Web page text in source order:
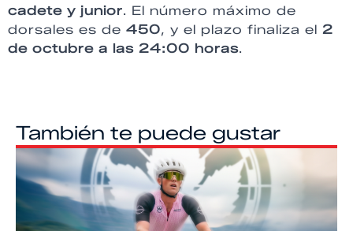
cadete y junior. El número máximo de
dorsales es de 450, y el plazo finaliza el 2
de octubre a las 24:00 horas.
También te puede gustar